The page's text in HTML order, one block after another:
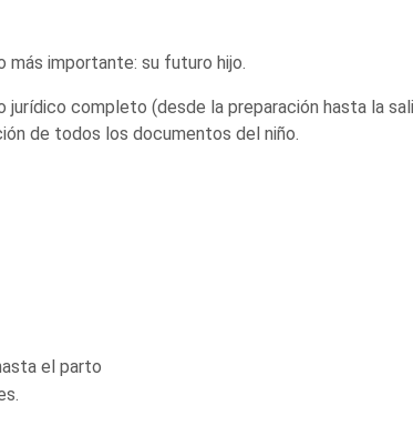
más importante: su futuro hijo.
jurídico completo (desde la preparación hasta la
de todos los documentos del niño.
el parto